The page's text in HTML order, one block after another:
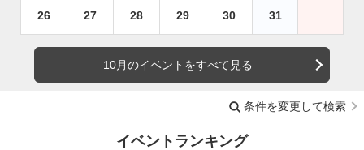
26 27 28 29 30 31
10月のイベントをすべて見る
条件を変更して検索
イベントランキング